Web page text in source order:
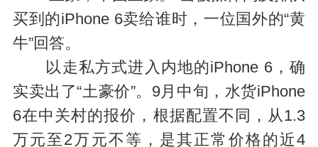
买到的iPhone 6卖给谁时，一位国外的“黄
牛”回答。
以走私方式进入内地的iPhone 6，确
实卖出了“土豪价”。9月中旬，水货iPhone
6在中关村的报价，根据配置不同，从1.3
万元至2万元不等，是其正常价格的近4